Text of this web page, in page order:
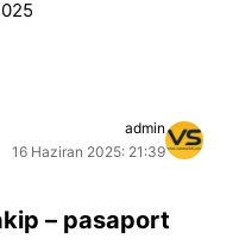
admin
16 Haziran 2025: 21:39
– pasaport